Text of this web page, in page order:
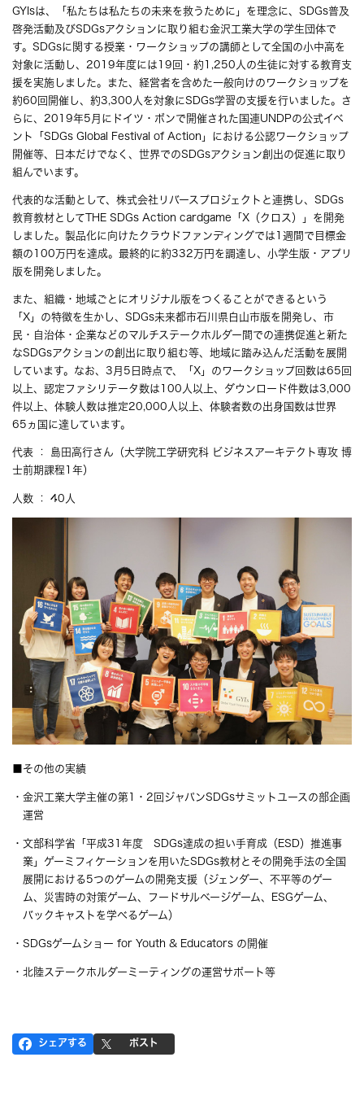
GYIsは、「私たちは私たちの未来を救うために」を理念に、SDGs普及
啓発活動及びSDGsアクションに取り組む金沢工業大学の学生団体で
す。SDGsに関する授業・ワークショップの講師として全国の小中高を
対象に活動し、2019年度には19回・約1,250人の生徒に対する教育支
援を実施しました。また、経営者を含めた一般向けのワークショップを
約60回開催し、約3,300人を対象にSDGs学習の支援を行いました。さ
らに、2019年5月にドイツ・ボンで開催された国連UNDPの公式イベ
ント「SDGs Global Festival of Action」における公認ワークショップ
開催等、日本だけでなく、世界でのSDGsアクション創出の促進に取り
組んでいます。
代表的な活動として、株式会社リバースプロジェクトと連携し、SDGs
教育教材としてTHE SDGs Action cardgame「X（クロス）」を開発
しました。製品化に向けたクラウドファンディングでは1週間で目標金
額の100万円を達成。最終的に約332万円を調達し、小学生版・アプリ
版を開発しました。
また、組織・地域ごとにオリジナル版をつくることができるという
「X」の特徴を生かし、SDGs未来都市石川県白山市版を開発し、市
民・自治体・企業などのマルチステークホルダー間での連携促進と新た
なSDGsアクションの創出に取り組む等、地域に踏み込んだ活動を展開
しています。なお、3月5日時点で、「X」のワークショップ回数は65回
以上、認定ファシリテータ数は100人以上、ダウンロード件数は3,000
件以上、体験人数は推定20,000人以上、体験者数の出身国数は世界
65ヵ国に達しています。
代表 ： 島田高行さん（大学院工学研究科 ビジネスアーキテクト専攻 博
士前期課程1年）
人数 ： 40人
■その他の実績
・金沢工業大学主催の第1・2回ジャパンSDGsサミットユースの部企画
運営
・文部科学省「平成31年度 SDGs達成の担い手育成（ESD）推進事
業」ゲーミフィケーションを用いたSDGs教材とその開発手法の全国
展開における5つのゲームの開発支援（ジェンダー、不平等のゲー
ム、災害時の対策ゲーム、フードサルベージゲーム、ESGゲーム、
バックキャストを学べるゲーム）
・SDGsゲームショー for Youth & Educators の開催
・北陸ステークホルダーミーティングの運営サポート等
シェアする ポスト